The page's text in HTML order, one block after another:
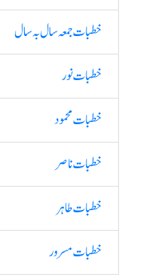
خطبات جمعہ سال بہ سال
خطبات نور
خطبات محمود
خطبات ناصر
خطبات طاہر
خطبات مسرور